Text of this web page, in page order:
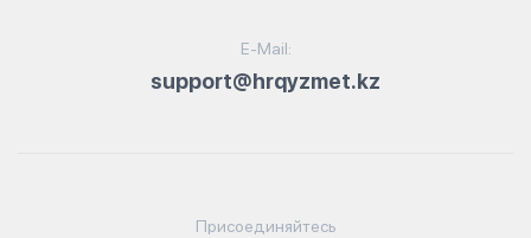
E-Mail:
support@hrqyzmet.kz
Присоединяйтесь